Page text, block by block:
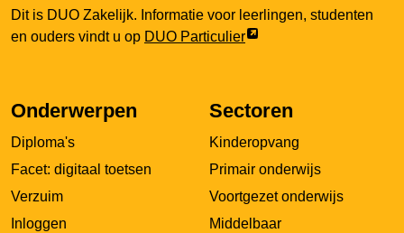
Dit is DUO Zakelijk. Informatie voor leerlingen, studenten
en ouders vindt u op DUO Particulier
Link
nieuw
Onderwerpen
Diploma's
Facet: digitaal toetsen
Verzuim
Inloggen
Sectoren
Kinderopvang
Primair onderwijs
Voortgezet onderwijs
Middelbaar